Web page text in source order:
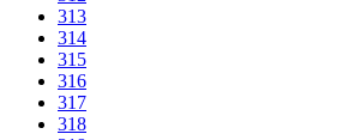
313
314
315
316
317
318